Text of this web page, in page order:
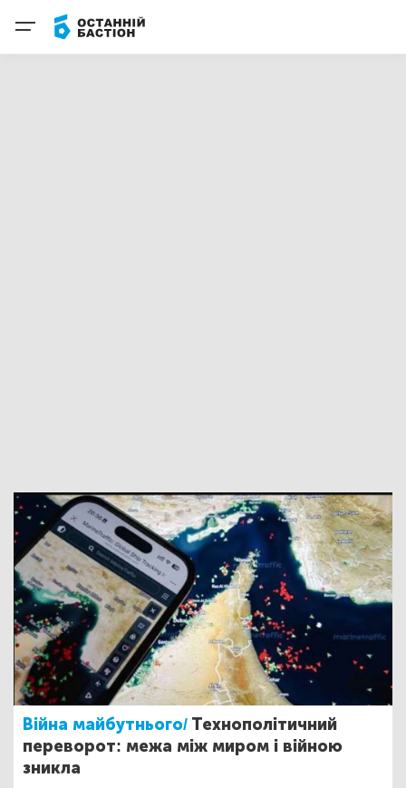
Війна майбутнього/ Технополітичний
переворот: межа між миром і війною
зникла